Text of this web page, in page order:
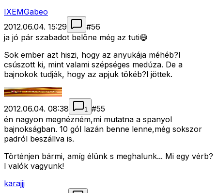
IXEMGabeo
2012.06.04. 15:29
#56
ja jó pár szabadot belõne még az tuti😄
Sok ember azt hiszi, hogy az anyukája méhéb?l
csúszott ki, mint valami szépséges medúza. De a
bajnokok tudják, hogy az apjuk tökéb?l jöttek.
2012.06.04. 08:38 1 #55
én nagyon megnézném,mi mutatna a spanyol
bajnokságban. 10 gól lazán benne lenne,még sokszor
padról beszállva is.
Történjen bármi, amíg élünk s meghalunk... Mi egy vérb?
l valók vagyunk!
karajjj